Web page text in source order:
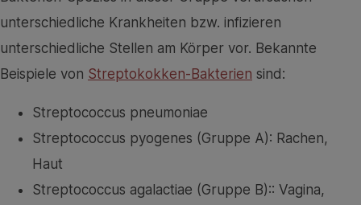
unterschiedliche Krankheiten bzw. infizieren
unterschiedliche Stellen am Körper vor. Bekannte
Beispiele von Streptokokken-Bakterien sind:
Streptococcus pneumoniae
Streptococcus pyogenes (Gruppe A): Rachen,
Haut
Streptococcus agalactiae (Gruppe B):: Vagina,